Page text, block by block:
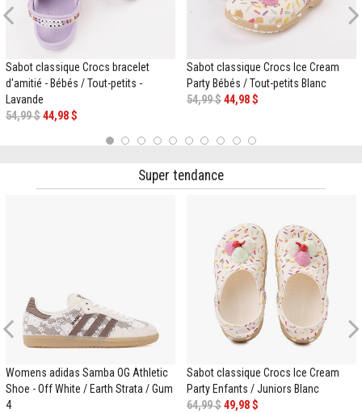
Previous
Sabot classique Crocs bracelet
d'amitié - Bébés / Tout-petits -
Lavande
54,99 $44,98 $
Sabot classique Crocs Ice Cream
Party Bébés / Tout-petits Blanc
54,99 $44,98 $
Super tendance
Previous
Womens adidas Samba OG Athletic
Shoe - Off White / Earth Strata / Gum
4
Sabot classique Crocs Ice Cream
Party Enfants / Juniors Blanc
64,99 $49,98 $